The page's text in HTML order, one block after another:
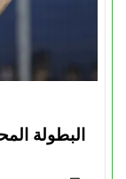
البطولة